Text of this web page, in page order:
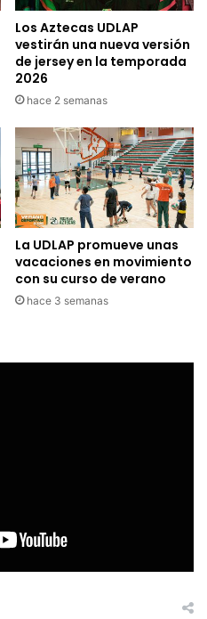
Los Aztecas UDLAP
vestirán una nueva versión
de jersey en la temporada
2026
hace 2 semanas
La UDLAP promueve unas
vacaciones en movimiento
con su curso de verano
hace 3 semanas